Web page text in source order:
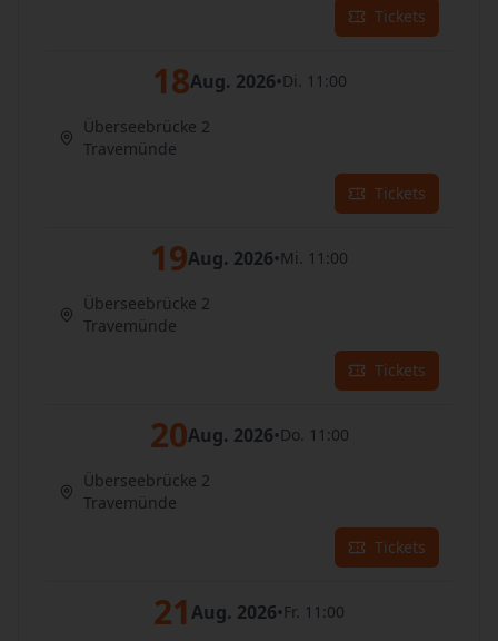
Tickets
18Aug. 2026•Di. 11:00
Überseebrücke 2
Travemünde
Tickets
19Aug. 2026•Mi. 11:00
Überseebrücke 2
Travemünde
Tickets
20Aug. 2026•Do. 11:00
Überseebrücke 2
Travemünde
Tickets
21 Aug. 2026•Fr. 11:00